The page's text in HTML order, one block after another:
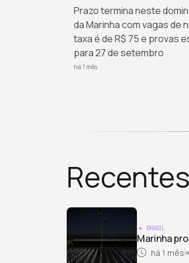
Prazo termina neste
da Marinha com vagas de
taxa é de R$ 75 e provas
para 27 de setembro
há 1 mês
Recentes
BRASIL
Marinha
há 1 mês